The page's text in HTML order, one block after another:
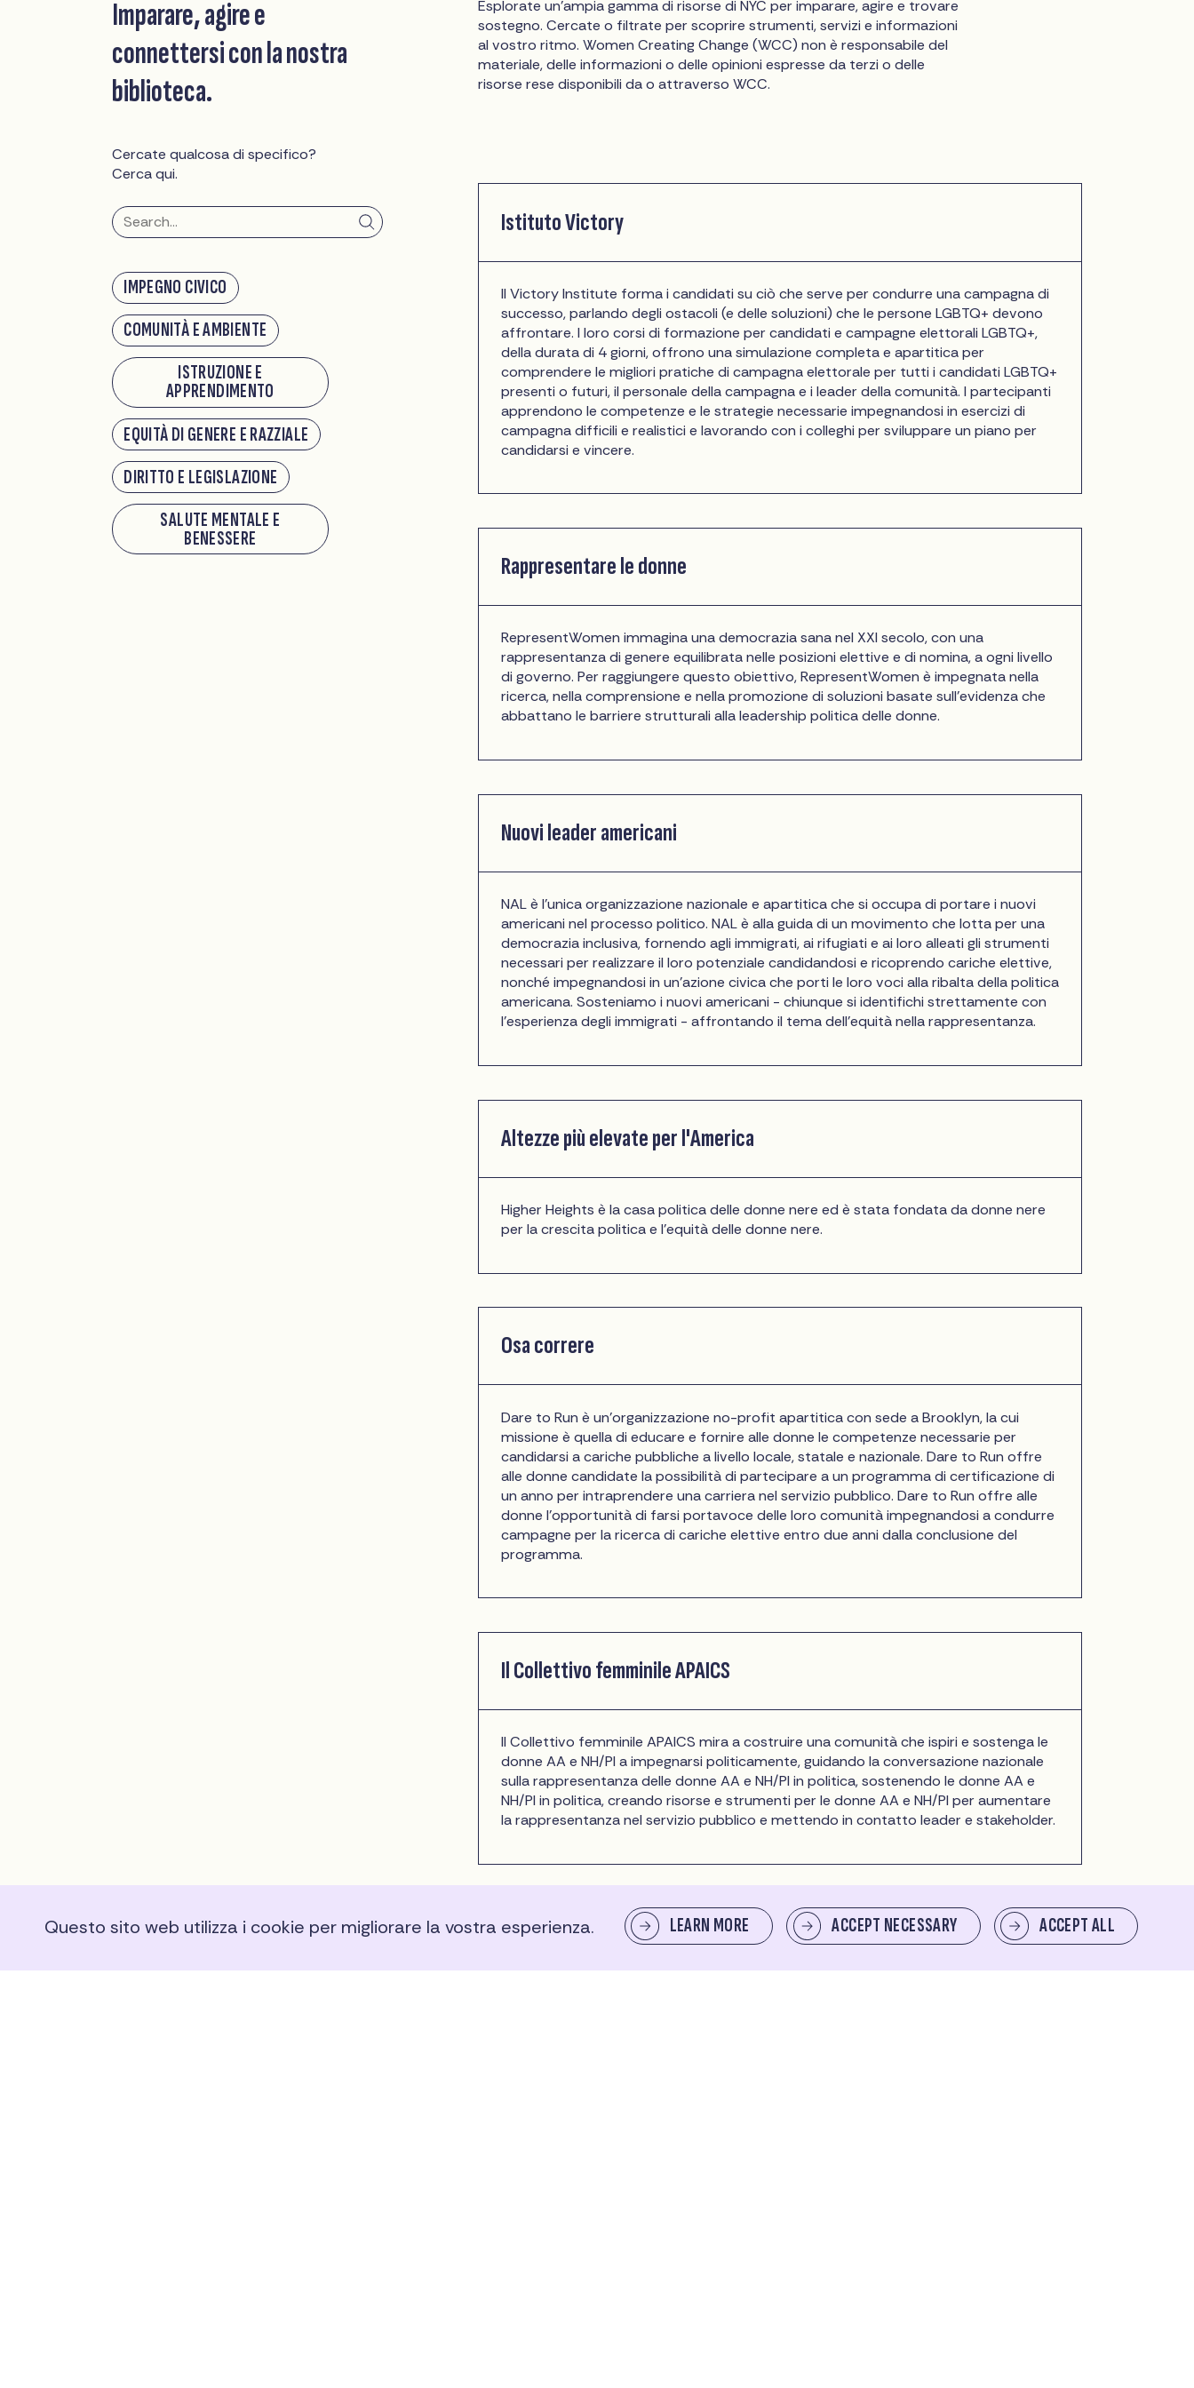
Imparare, agire e
connettersi con la nostra
biblioteca.
Cercate qualcosa di specifico?
Cerca qui.
IMPEGNO CIVICO
COMUNITÀ E AMBIENTE
ISTRUZIONE E
APPRENDIMENTO
EQUITÀ DI GENERE E RAZZIALE
DIRITTO E LEGISLAZIONE
SALUTE MENTALE E
BENESSERE
Esplorate un'ampia gamma di risorse di NYC per imparare, agire e trovare
sostegno. Cercate o filtrate per scoprire strumenti, servizi e informazioni
al vostro ritmo. Women Creating Change (WCC) non è responsabile del
materiale, delle informazioni o delle opinioni espresse da terzi o delle
risorse rese disponibili da o attraverso WCC.
Istituto Victory
Il Victory Institute forma i candidati su ciò che serve per condurre una campagna di
successo, parlando degli ostacoli (e delle soluzioni) che le persone LGBTQ+ devono
affrontare. I loro corsi di formazione per candidati e campagne elettorali LGBTQ+,
della durata di 4 giorni, offrono una simulazione completa e apartitica per
comprendere le migliori pratiche di campagna elettorale per tutti i candidati LGBTQ+
presenti o futuri, il personale della campagna e i leader della comunità. I partecipanti
apprendono le competenze e le strategie necessarie impegnandosi in esercizi di
campagna difficili e realistici e lavorando con i colleghi per sviluppare un piano per
candidarsi e vincere.
Rappresentare le donne
RepresentWomen immagina una democrazia sana nel XXI secolo, con una
rappresentanza di genere equilibrata nelle posizioni elettive e di nomina, a ogni livello
di governo. Per raggiungere questo obiettivo, RepresentWomen è impegnata nella
ricerca, nella comprensione e nella promozione di soluzioni basate sull'evidenza che
abbattano le barriere strutturali alla leadership politica delle donne.
Nuovi leader americani
NAL è l'unica organizzazione nazionale e apartitica che si occupa di portare i nuovi
americani nel processo politico. NAL è alla guida di un movimento che lotta per una
democrazia inclusiva, fornendo agli immigrati, ai rifugiati e ai loro alleati gli strumenti
necessari per realizzare il loro potenziale candidandosi e ricoprendo cariche elettive,
nonché impegnandosi in un'azione civica che porti le loro voci alla ribalta della politica
americana. Sosteniamo i nuovi americani - chiunque si identifichi strettamente con
l'esperienza degli immigrati - affrontando il tema dell'equità nella rappresentanza.
Altezze più elevate per l'America
Higher Heights è la casa politica delle donne nere ed è stata fondata da donne nere
per la crescita politica e l'equità delle donne nere.
Osa correre
Dare to Run è un'organizzazione no-profit apartitica con sede a Brooklyn, la cui
missione è quella di educare e fornire alle donne le competenze necessarie per
candidarsi a cariche pubbliche a livello locale, statale e nazionale. Dare to Run offre
alle donne candidate la possibilità di partecipare a un programma di certificazione di
un anno per intraprendere una carriera nel servizio pubblico. Dare to Run offre alle
donne l'opportunità di farsi portavoce delle loro comunità impegnandosi a condurre
campagne per la ricerca di cariche elettive entro due anni dalla conclusione del
programma.
Il Collettivo femminile APAICS
Il Collettivo femminile APAICS mira a costruire una comunità che ispiri e sostenga le
donne AA e NH/PI a impegnarsi politicamente, guidando la conversazione nazionale
sulla rappresentanza delle donne AA e NH/PI in politica, sostenendo le donne AA e
NH/PI in politica, creando risorse e strumenti per le donne AA e NH/PI per aumentare
la rappresentanza nel servizio pubblico e mettendo in contatto leader e stakeholder.
Le mamme nere contano
Questo sito web utilizza i cookie per migliorare la vostra esperienza. LEARN MORE ACCEPT NECESSARY ACCEPT ALL